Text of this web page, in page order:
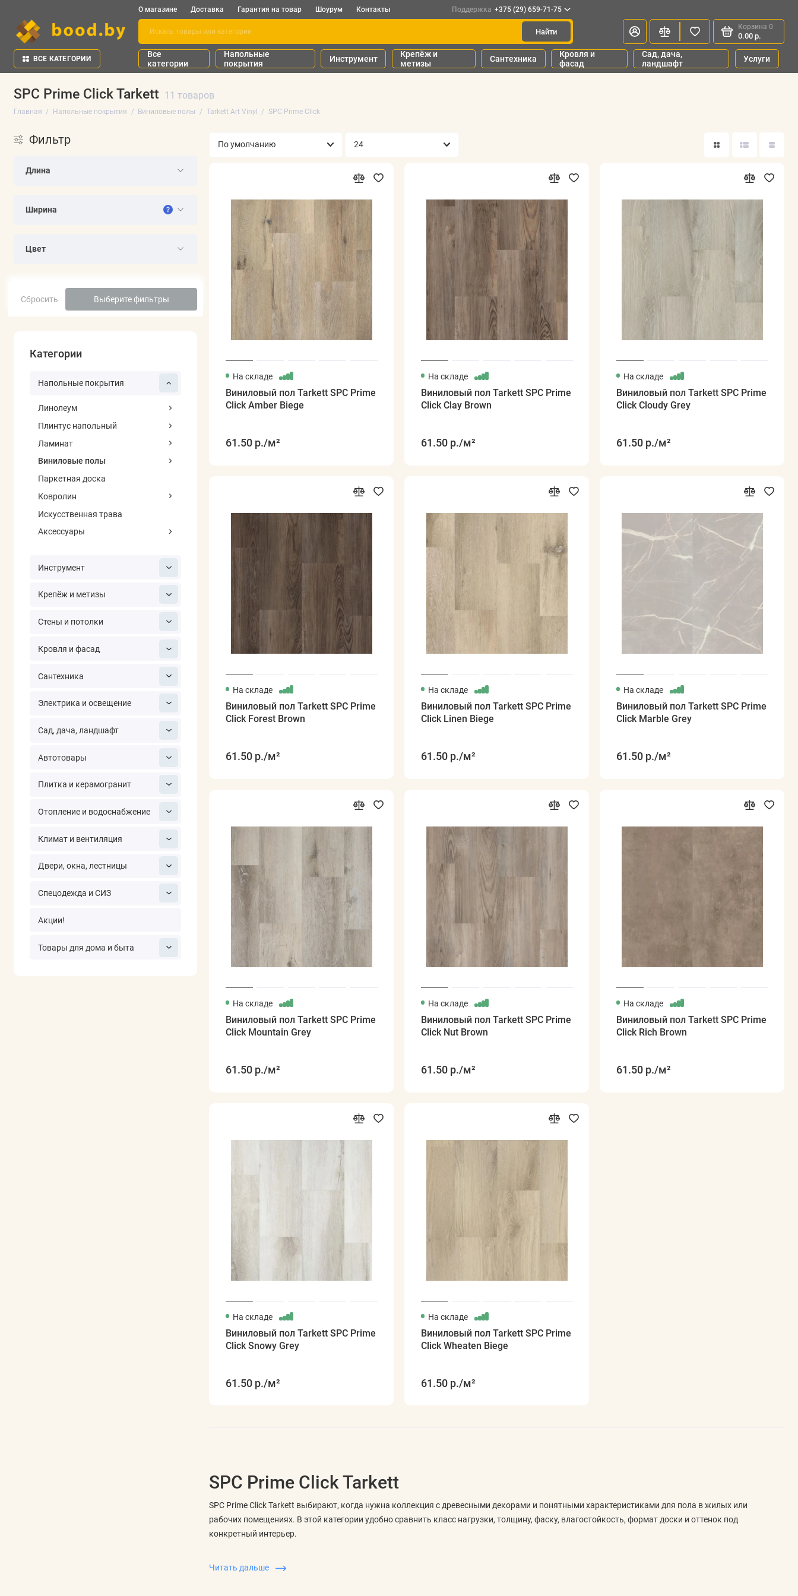
О магазине Доставка Гарантия на товар Шоурум Контакты Поддержка +375 (29) 659-71-75
Найти
Корзина 0
0.00 р.
ВСЕ КАТЕГОРИИ
Все
категории
Напольные
покрытия
Инструмент
Крепёж и
метизы
Сантехника
Кровля и
фасад
Сад, дача,
ландшафт
Услуги
SPC Prime Click Tarkett 11 товаров
Главная Напольные покрытия Виниловые полы Tarkett Art Vinyl SPC Prime Click
Фильтр
Длина
Ширина
Цвет
Сбросить Выберите фильтры
Категории
Напольные покрытия
Линолеум
Плинтус напольный
Ламинат
Виниловые полы
Паркетная доска
Ковролин
Искусственная трава
Аксессуары
Инструмент
Крепёж и метизы
Стены и потолки
Кровля и фасад
Сантехника
Электрика и освещение
Сад, дача, ландшафт
Автотовары
Плитка и керамогранит
Отопление и водоснабжение
Климат и вентиляция
Двери, окна, лестницы
Спецодежда и СИЗ
Акции!
Товары для дома и быта
На складе
Виниловый пол Tarkett SPC Prime
Click Amber Biege
61.50 р./м²
На складе
Виниловый пол Tarkett SPC Prime
Click Clay Brown
61.50 р./м²
На складе
Виниловый пол Tarkett SPC Prime
Click Cloudy Grey
61.50 р./м²
На складе
Виниловый пол Tarkett SPC Prime
Click Forest Brown
61.50 р./м²
На складе
Виниловый пол Tarkett SPC Prime
Click Linen Biege
61.50 р./м²
На складе
Виниловый пол Tarkett SPC Prime
Click Marble Grey
61.50 р./м²
На складе
Виниловый пол Tarkett SPC Prime
Click Mountain Grey
61.50 р./м²
На складе
Виниловый пол Tarkett SPC Prime
Click Nut Brown
61.50 р./м²
На складе
Виниловый пол Tarkett SPC Prime
Click Rich Brown
61.50 р./м²
На складе
Виниловый пол Tarkett SPC Prime
Click Snowy Grey
61.50 р./м²
На складе
Виниловый пол Tarkett SPC Prime
Click Wheaten Biege
61.50 р./м²
SPC Prime Click Tarkett
SPC Prime Click Tarkett выбирают, когда нужна коллекция с древесными декорами и понятными характеристиками для пола в жилых или
рабочих помещениях. В этой категории удобно сравнить класс нагрузки, толщину, фаску, влагостойкость, формат доски и оттенок под
конкретный интерьер.
Читать дальше